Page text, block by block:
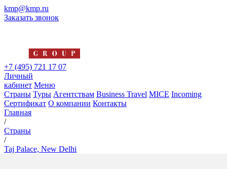
kmp@kmp.ru
Заказать звонок
+7 (495) 721 17 07
Личный
кабинет Меню
Страны Туры Агентствам Business Travel MICE Incoming
Сертификат О компании Контакты
Главная
/
Страны
/
Taj Palace, New Delhi